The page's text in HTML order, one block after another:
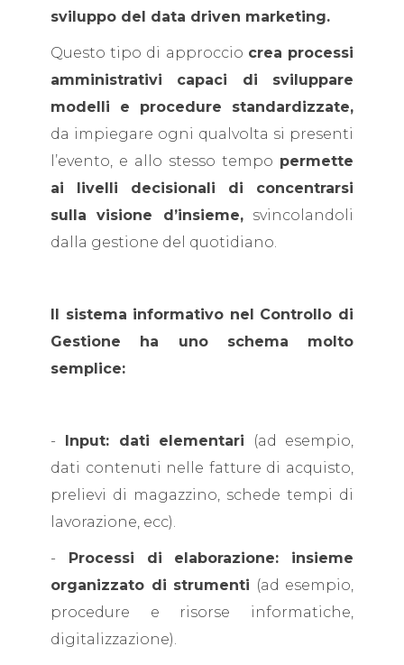
sviluppo del data driven marketing.
Questo tipo di approccio crea processi
amministrativi capaci di sviluppare
modelli e procedure standardizzate,
da impiegare ogni qualvolta si presenti
l’evento, e allo stesso tempo permette
ai livelli decisionali di concentrarsi
sulla visione d’insieme,svincolandoli
dalla gestione del quotidiano.
Il sistema informativo nel Controllo di
Gestione ha uno schema molto
semplice:
- Input: dati elementari (ad esempio,
dati contenuti nelle fatture di acquisto,
prelievi di magazzino, schede tempi di
lavorazione, ecc).
- Processi di elaborazione: insieme
organizzato di strumenti (ad esempio,
procedure e risorse informatiche,
digitalizzazione).